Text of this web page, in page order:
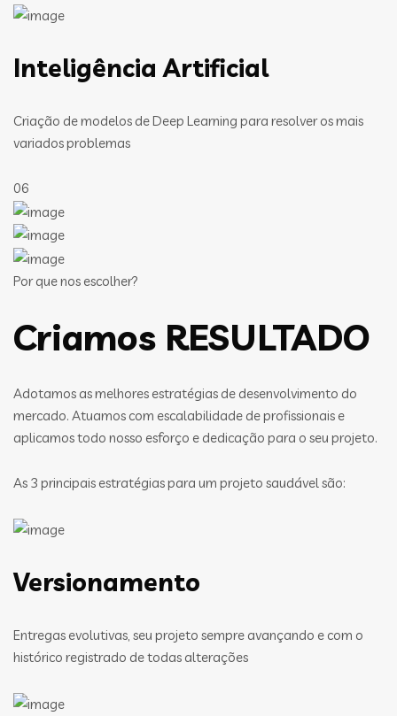
Inteligência Artificial
Criação de modelos de Deep Learning para resolver os mais
variados problemas
06
Por que nos escolher?
Criamos RESULTADO
Adotamos as melhores estratégias de desenvolvimento do
mercado. Atuamos com escalabilidade de profissionais e
aplicamos todo nosso esforço e dedicação para o seu projeto.
As 3 principais estratégias para um projeto saudável são:
Versionamento
Entregas evolutivas, seu projeto sempre avançando e com o
histórico registrado de todas alterações